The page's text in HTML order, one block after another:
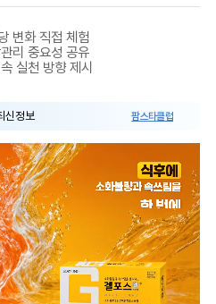
변화 직접 체험
리 중요성 공유
실천 방향 제시
신정보 팜스타클럽